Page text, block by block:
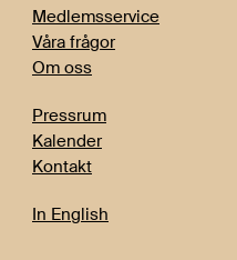
Medlemsservice
Våra frågor
Om oss
Pressrum
Kalender
Kontakt
In English